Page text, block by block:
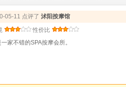
05-11 点评了 沭阳按摩馆
性价比
家不错的SPA按摩会所。